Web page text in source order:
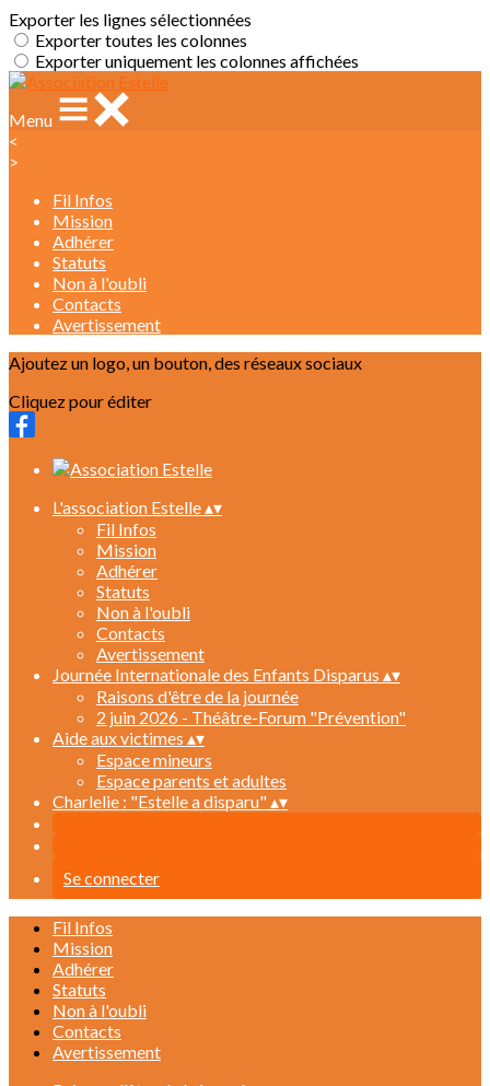
Exporter les lignes sélectionnées
Exporter toutes les colonnes
Exporter uniquement les colonnes affichées
Menu
<
>
Fil Infos
Mission
Adhérer
Statuts
Non à l'oubli
Contacts
Avertissement
Ajoutez un logo, un bouton, des réseaux sociaux
Cliquez pour éditer
L'association Estelle▴▾
Fil Infos
Mission
Adhérer
Statuts
Non à l'oubli
Contacts
Avertissement
Journée Internationale des Enfants Disparus ▴▾
Raisons d'être de la journée
2 juin 2026 - Théâtre-Forum "Prévention"
Aide aux victimes ▴▾
Espace mineurs
Espace parents et adultes
Charlelie : "Estelle a disparu"▴▾
Se connecter
Fil Infos
Mission
Adhérer
Statuts
Non à l'oubli
Contacts
Avertissement